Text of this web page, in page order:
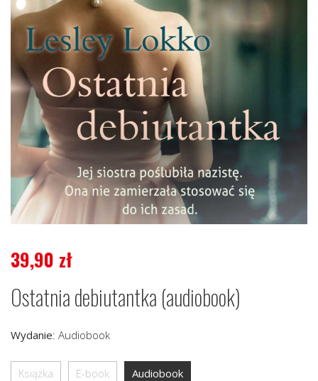
39,90 zł
Ostatnia debiutantka (audiobook)
Wydanie: Audiobook
Książka E-book Audiobook